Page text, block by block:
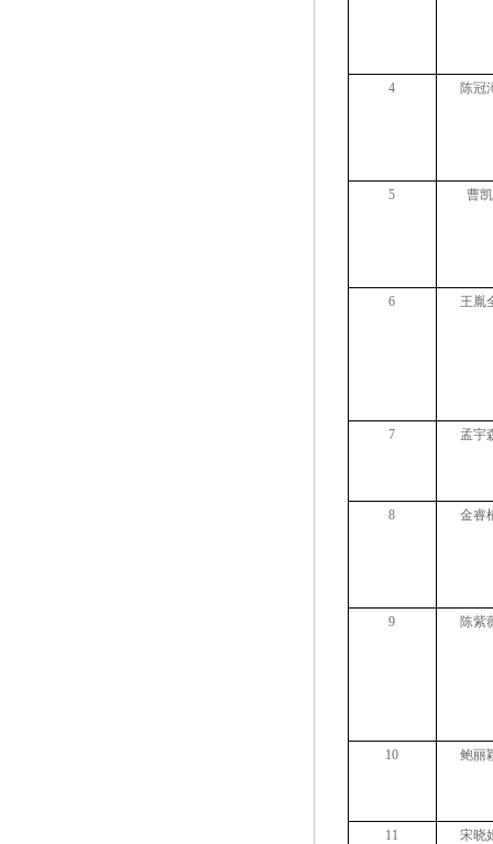
4 陈冠
5 曹凯
6 王胤
7 孟宇
8 金睿
9 陈紫
10 鲍丽
11 宋晓